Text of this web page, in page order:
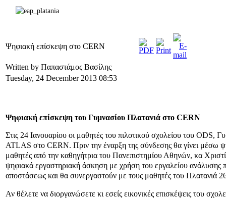
Ψηφιακή επίσκεψη στο CERN
Written by Παπαστάμος Βασίλης
Tuesday, 24 December 2013 08:53
Ψηφιακή επίσκεψη του Γυμνασίου Πλατανιά στο CERN
Στις 24 Ιανουαρίου οι μαθητές του πιλοτικού σχολείου του
ATLAS στο CERN. Πριν την έναρξη της σύνδεσης θα γίνει μέσω
μαθητές από την καθηγήτρια του Πανεπιστημίου Αθηνών, κα
ψηφιακά εργαστηριακή άσκηση με χρήση του εργαλείου
αποστάσεως και θα συνεργαστούν με τους μαθητές του Πλατανιά
Αν θέλετε να διοργανώσετε κι εσείς εικονικές επισκέψεις του